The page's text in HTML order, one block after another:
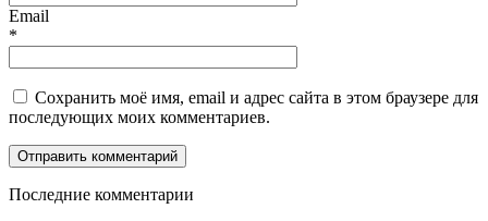
Email
*
Сохранить моё имя, email и адрес сайта в этом браузере для
последующих моих комментариев.
Последние комментарии